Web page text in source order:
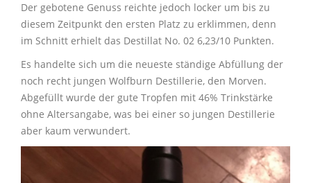
Der gebotene Genuss reichte jedoch locker um bis zu
diesem Zeitpunkt den ersten Platz zu erklimmen, denn
im Schnitt erhielt das Destillat No. 02 6,23/10 Punkten.
Es handelte sich um die neueste ständige Abfüllung der
noch recht jungen Wolfburn Destillerie, den Morven.
Abgefüllt wurde der gute Tropfen mit 46% Trinkstärke
ohne Altersangabe, was bei einer so jungen Destillerie
aber kaum verwundert.